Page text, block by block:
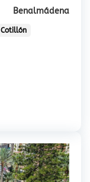
Benalmádena
Cotillón